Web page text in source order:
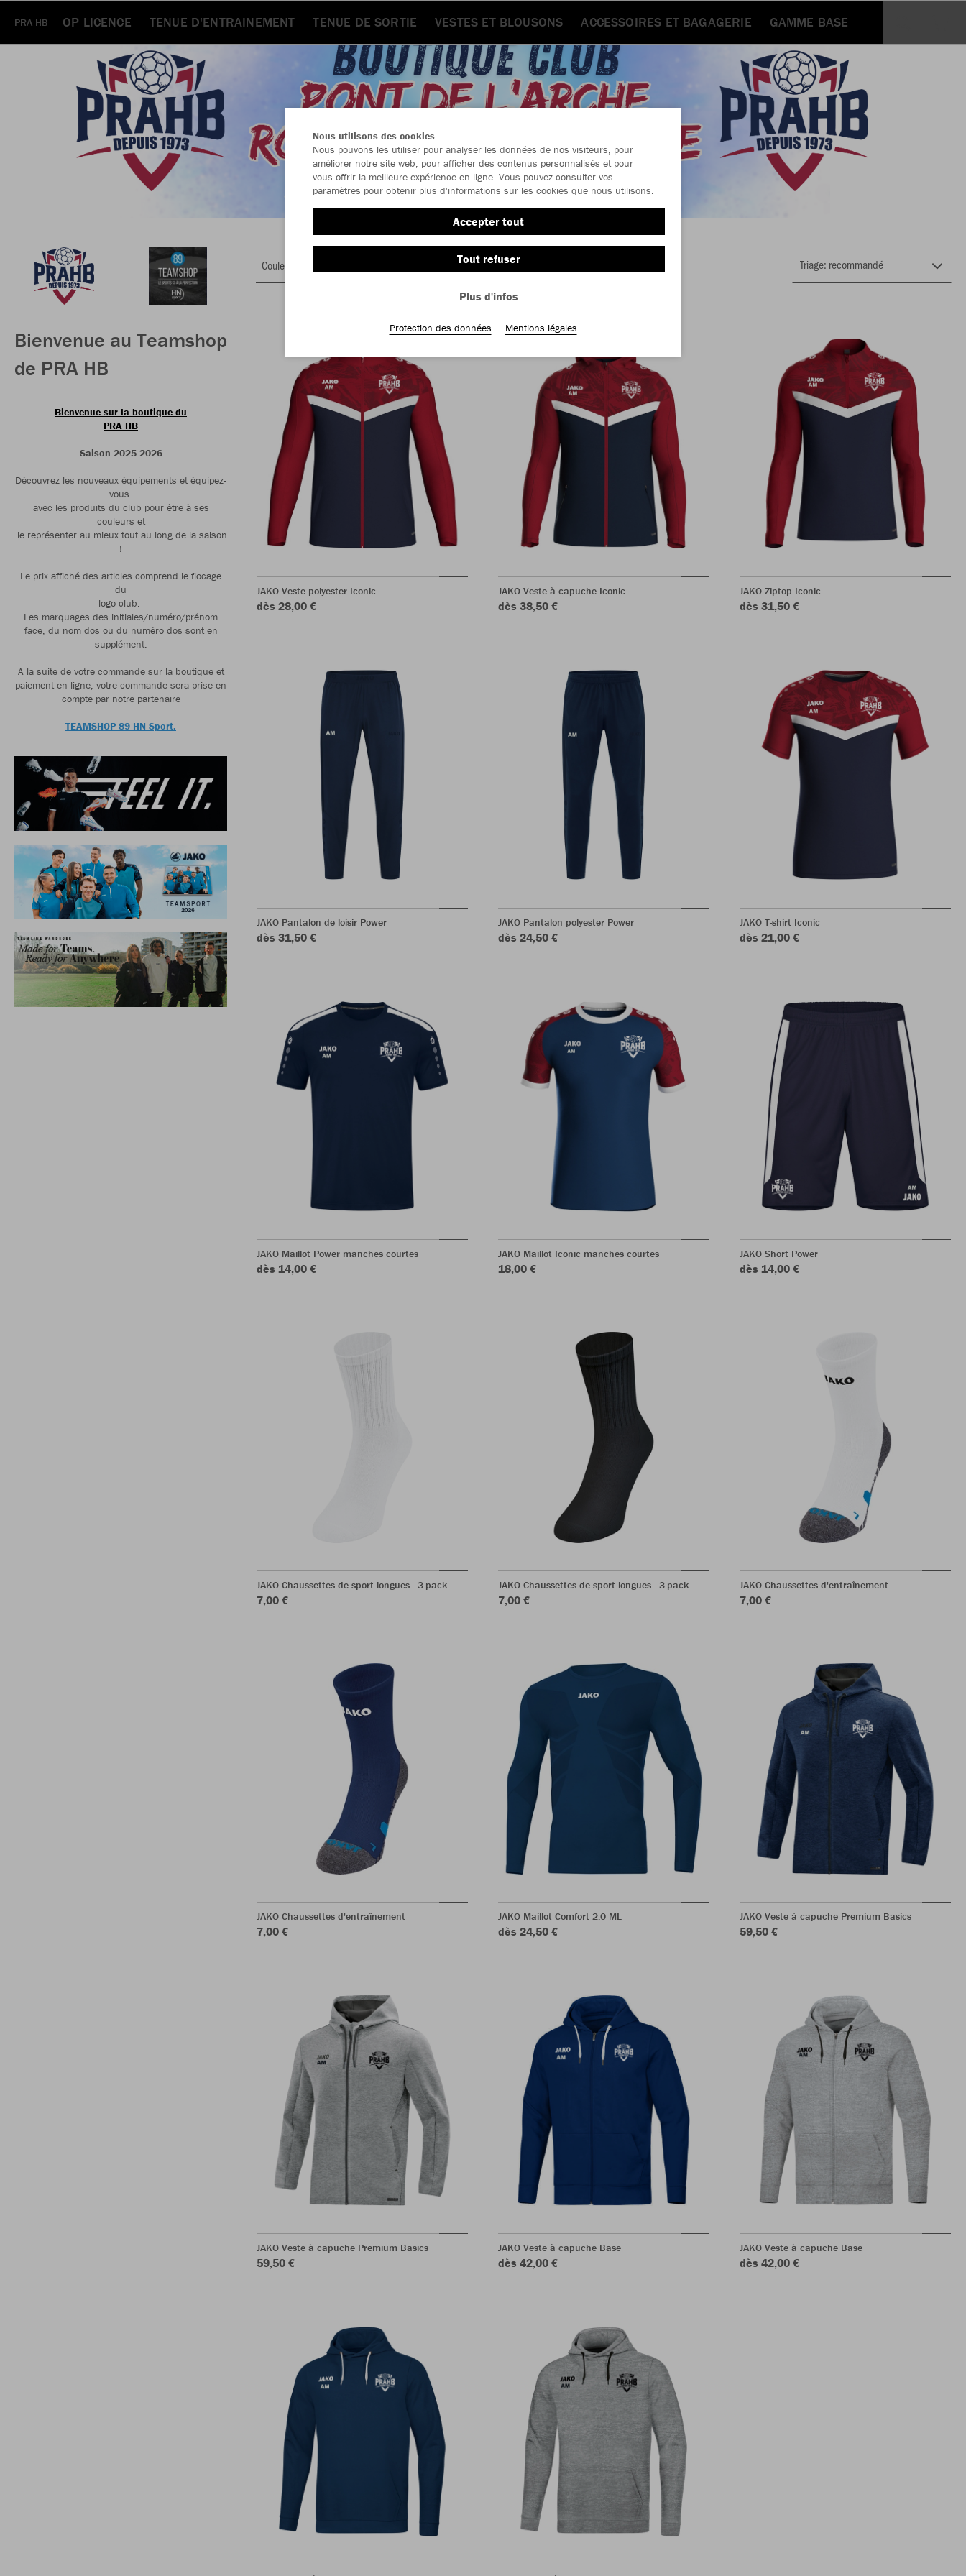
PRA HB OP LICENCE TENUE D'ENTRAINEMENT TENUE DE SORTIE VESTES ET BLOUSONS ACCESSOIRES ET BAGAGERIE GAMME BASE
Bienvenue au Teamshop
de PRA HB
Bienvenue sur la boutique du
PRA HB
Saison 2025-2026
Découvrez les nouveaux équipements et équipez-
vous
avec les produits du club pour être à ses
couleurs et
le représenter au mieux tout au long de la saison
!
Le prix affiché des articles comprend le flocage
du
logo club.
Les marquages des initiales/numéro/prénom
face, du nom dos ou du numéro dos sont en
supplément.
A la suite de votre commande sur la boutique et
paiement en ligne, votre commande sera prise en
compte par notre partenaire
TEAMSHOP 89 HN Sport.
Couleur
JAKO Veste polyester Iconic
dès 28,00 €
JAKO Veste à capuche Iconic
dès 38,50 €
JAKO Ziptop Iconic
dès 31,50 €
JAKO Pantalon de loisir Power
dès 31,50 €
JAKO Pantalon polyester Power
dès 24,50 €
JAKO T-shirt Iconic
dès 21,00 €
JAKO Maillot Power manches courtes
dès 14,00 €
JAKO Maillot Iconic manches courtes
18,00 €
JAKO Short Power
dès 14,00 €
JAKO Chaussettes de sport longues - 3-pack
7,00 €
JAKO Chaussettes de sport longues - 3-pack
7,00 €
JAKO Chaussettes d'entraînement
7,00 €
JAKO Chaussettes d'entraînement
7,00 €
JAKO Maillot Comfort 2.0 ML
dès 24,50 €
JAKO Veste à capuche Premium Basics
59,50 €
JAKO Veste à capuche Premium Basics
59,50 €
JAKO Veste à capuche Base
dès 42,00 €
JAKO Veste à capuche Base
dès 42,00 €
Nous utilisons des cookies
Nous pouvons les utiliser pour analyser les données de nos visiteurs, pour
améliorer notre site web, pour afficher des contenus personnalisés et pour
vous offrir la meilleure expérience en ligne. Vous pouvez consulter vos
paramètres pour obtenir plus d'informations sur les cookies que nous utilisons.
Accepter tout
Tout refuser
Plus d'infos
Protection des données Mentions légales